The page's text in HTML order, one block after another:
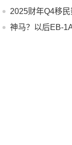
1A项目的机遇与
2025财年Q4移
96.54%高位，在
神马？以后EB-